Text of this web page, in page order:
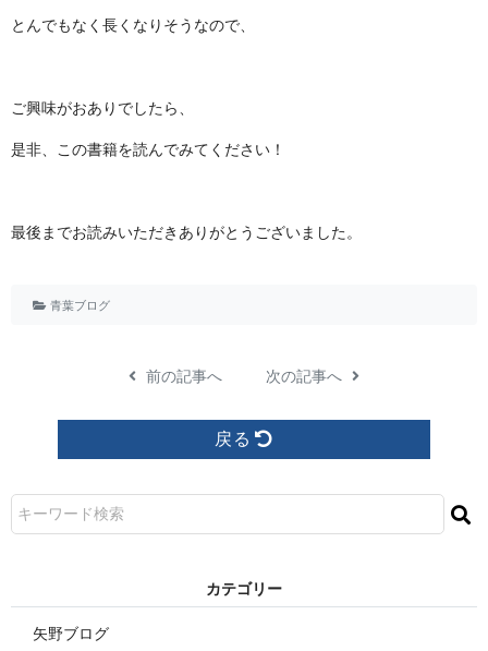
とんでもなく長くなりそうなので、
ご興味がおありでしたら、
是非、この書籍を読んでみてください！
最後までお読みいただきありがとうございました。
青葉ブログ
前の記事へ 次の記事へ
戻る
カ テ ゴ リ ー
矢野ブログ